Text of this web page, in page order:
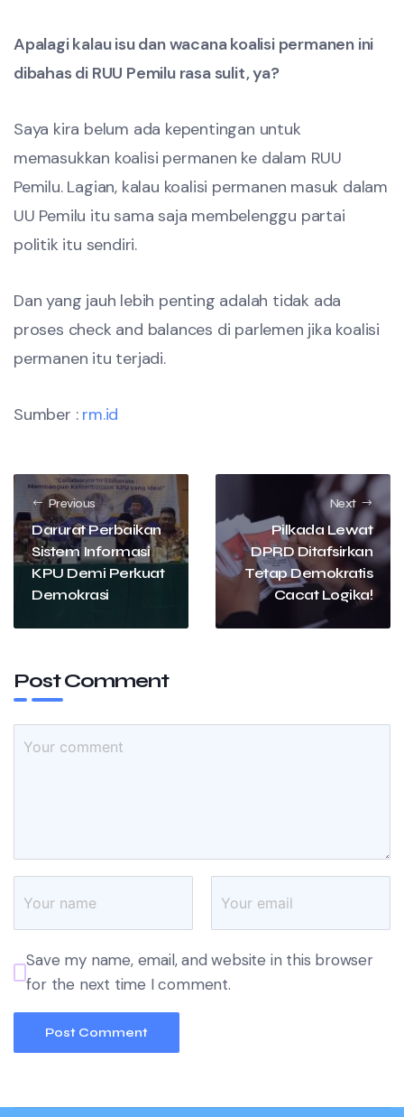
Apalagi kalau isu dan wacana koalisi permanen ini
dibahas di RUU Pemilu rasa sulit, ya?
Saya kira belum ada kepentingan untuk
memasukkan koalisi permanen ke dalam RUU
Pemilu. Lagian, kalau koalisi permanen masuk dalam
UU Pemilu itu sama saja membelenggu partai
politik itu sendiri.
Dan yang jauh lebih penting adalah tidak ada
proses check and balances di parlemen jika koalisi
permanen itu terjadi.
Sumber : rm.id
Previous
Darurat Perbaikan
Sistem Informasi
KPU Demi Perkuat
Demokrasi
Next
Pilkada Lewat
DPRD Ditafsirkan
Tetap Demokratis
Cacat Logika!
Post Comment
Save my name, email, and website in this browser
for the next time I comment.